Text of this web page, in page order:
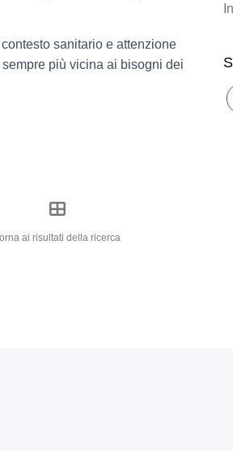
sanitario e attenzione
più vicina ai bisogni dei
ai risultati della ricerca